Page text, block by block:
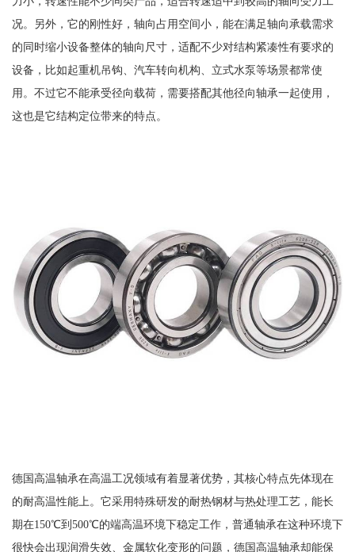
况。另外，它的刚性好，轴向占用空间小，能在满足轴向承载需求
的同时缩小设备整体的轴向尺寸，适配不少对结构紧凑性有要求的
设备，比如起重机吊钩、汽车转向机构、立式水泵等场景都常使
用。不过它不能承受径向载荷，需要搭配其他径向轴承一起使用，
这也是它结构定位带来的特点。
德国高温轴承在高温工况领域有着显著优势，其核心特点先体现在
的耐高温性能上。它采用特殊研发的耐热钢材与热处理工艺，能长
期在150℃到500℃的端高温环境下稳定工作，普通轴承在这种环境下
很快会出现润滑失效、金属软化变形的问题，德国高温轴承却能保